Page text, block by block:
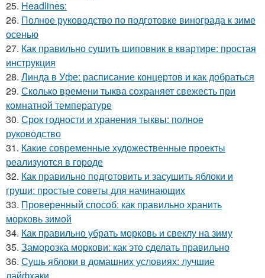
25. Headlines:
26. Полное руководство по подготовке винограда к зиме
осенью
27. Как правильно сушить шиповник в квартире: простая
инструкция
28. Линда в Уфе: расписание концертов и как добраться
29. Сколько времени тыква сохраняет свежесть при
комнатной температуре
30. Срок годности и хранения тыквы: полное
руководство
31. Какие современные художественные проекты
реализуются в городе
32. Как правильно подготовить и засушить яблоки и
груши: простые советы для начинающих
33. Проверенный способ: как правильно хранить
морковь зимой
34. Как правильно убрать морковь и свеклу на зиму
35. Заморозка моркови: как это сделать правильно
36. Сушь яблоки в домашних условиях: лучшие
лайфхаки